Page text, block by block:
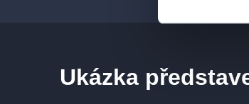
Ukázka